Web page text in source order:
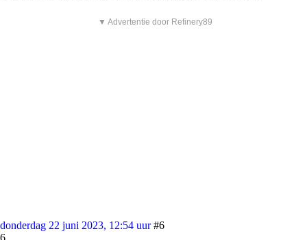
▼ Advertentie door Refinery89
donderdag 22 juni 2023, 12:54 uur #6
6